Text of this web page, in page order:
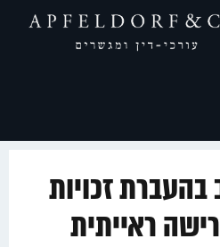
זכויות
ראייתית